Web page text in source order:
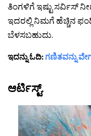
ತಿಂಗಳಿಗೆ ಇಷ್ಟು ಸರ್ವಿಸ್
ಇದರಲ್ಲಿ ನಿಮಗೆ ಹೆಚ್ಚಿನ
ಬೆಳಸಬಹುದು.
ಇದನ್ನು ಓದಿ: ಗಣಿತವನ್ನು
ಆರ್ಟಿಸ್ಟ್.